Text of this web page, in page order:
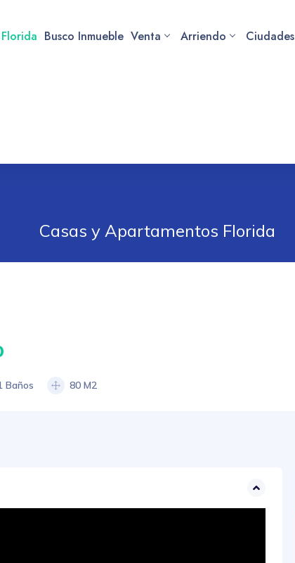
Busco Inmueble Venta Arriendo Ciudades
Casas y Apartamentos Florida
Baños 80 M2